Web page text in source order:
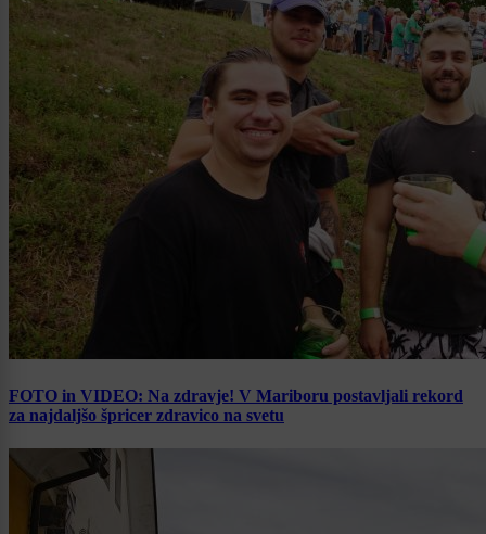
FOTO in VIDEO: Na zdravje! V Mariboru postavljali rekord
za najdaljšo špricer zdravico na svetu